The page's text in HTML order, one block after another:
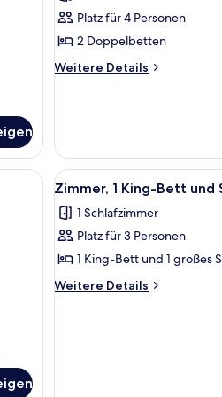
Stadtblick
anzeigen
Platz für 4 Personen
2 Doppelbetten
Weitere Details
Weitere
Stadtblick
Vorhängen.
Teppich, einer Couch, einem
Alle
Fotos
für
Zimmer,
1 King-
Bett
6
Zimmer, 1 King-Bett und
1 Schlafzimmer
Platz für 3 Personen
1 King-Bett und 1 großes
Weitere Details
Weitere